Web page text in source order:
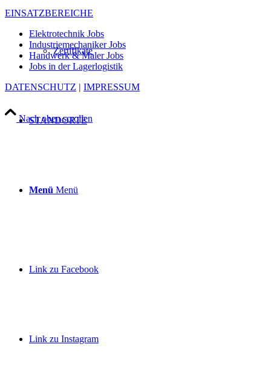
Zertifikate
STANDORTE
Menü Menü
Link zu Facebook
Link zu Instagram
EINSATZBEREICHE
Elektrotechnik Jobs
Industriemechaniker Jobs
Handwerk & Maler Jobs
Jobs in der Lagerlogistik
DATENSCHUTZ | IMPRESSUM
Nach oben scrollen